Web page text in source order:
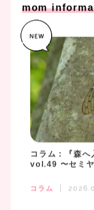
mom
コラム：『森
vol.49 〜セミ
コラム